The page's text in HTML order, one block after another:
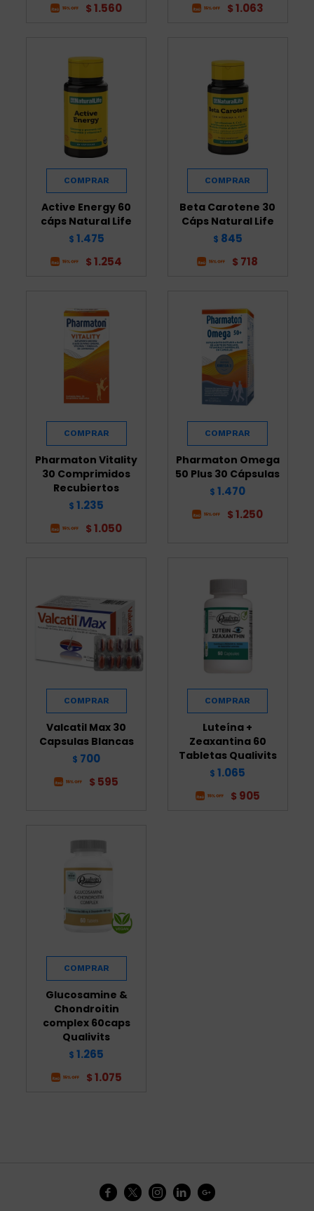
$ 1.560 $ 1.063
Active Energy 60
cáps Natural Life
$ 1.475
$ 1.254
Beta Carotene 30
Cáps Natural Life
$ 845
$ 718
Pharmaton Vitality
30 Comprimidos
Recubiertos
$ 1.235
$ 1.050
Pharmaton Omega
50 Plus 30 Cápsulas
$ 1.470
$ 1.250
Valcatil Max 30
Capsulas Blancas
$ 700
$ 595
Luteína +
Zeaxantina 60
Tabletas Qualivits
$ 1.065
$ 905
Glucosamine &
Chondroitin
complex 60caps
Qualivits
$ 1.265
$ 1.075
    